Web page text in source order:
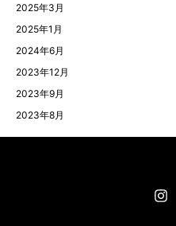
2025年3月
2025年1月
2024年6月
2023年12月
2023年9月
2023年8月